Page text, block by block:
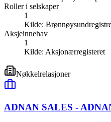
Roller i selskaper
1
Kilde:
Aksjeinnehav
1
Kilde: Aksjonærregisteret
Nøkkelrelasjoner
ADNAN SALES -